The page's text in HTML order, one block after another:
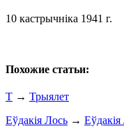
10 кастрычніка 1941 г.
Похожие статьи:
Т → Трыялет
Еўдакія Лось →